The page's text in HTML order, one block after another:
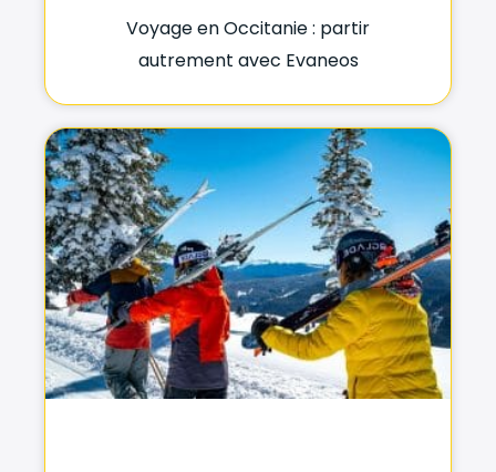
Voyage en Occitanie : partir
autrement avec Evaneos